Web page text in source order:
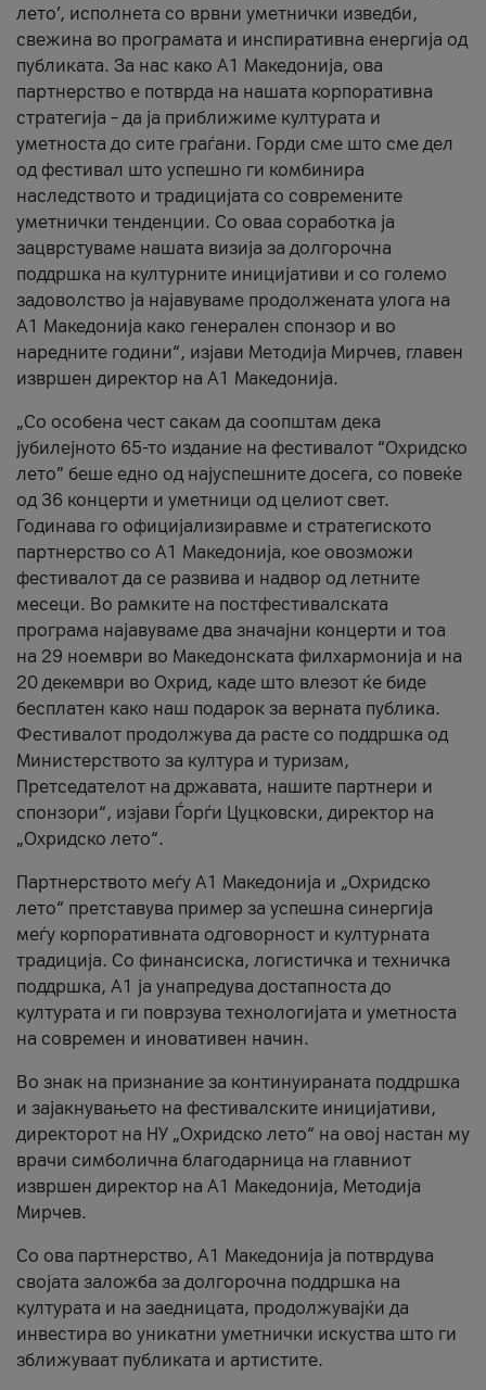
лето’, исполнета со врвни уметнички изведби,
свежина во програмата и инспиративна енергија од
публиката. За нас како A1 Македонија, ова
партнерство е потврда на нашата корпоративна
стратегија – да ја приближиме културата и
уметноста до сите граѓани. Горди сме што сме дел
од фестивал што успешно ги комбинира
наследството и традицијата со современите
уметнички тенденции. Со оваа соработка ја
зацврстуваме нашата визија за долгорочна
поддршка на културните иницијативи и со големо
задоволство ја најавуваме продолжената улога на
A1 Македонија како генерален спонзор и во
наредните години“, изјави Методија Мирчев, главен
извршен директор на A1 Македонија.
„Со особена чест сакам да соопштам дека
јубилејното 65-то издание на фестивалот “Охридско
лето” беше едно од најуспешните досега, со повеќе
од 36 концерти и уметници од целиот свет.
Годинава го официјализиравме и стратегиското
партнерство со А1 Македонија, кое овозможи
фестивалот да се развива и надвор од летните
месеци. Во рамките на постфестивалската
програма најавуваме два значајни концерти и тоа
на 29 ноември во Македонската филхармонија и на
20 декември во Охрид, каде што влезот ќе биде
бесплатен како наш подарок за верната публика.
Фестивалот продолжува да расте со поддршка од
Министерството за култура и туризам,
Претседателот на државата, нашите партнери и
спонзори“, изјави Ѓорѓи Цуцковски, директор на
„Охридско лето“.
Партнерството меѓу A1 Македонија и „Охридско
лето“ претставува пример за успешна синергија
меѓу корпоративната одговорност и културната
традиција. Со финансиска, логистичка и техничка
поддршка, A1 ја унапредува достапноста до
културата и ги поврзува технологијата и уметноста
на современ и иновативен начин.
Во знак на признание за континуираната поддршка
и зајакнувањето на фестивалските иницијативи,
директорот на НУ „Охридско лето“ на овој настан му
врачи симболична благодарница на главниот
извршен директор на A1 Македонија, Методија
Мирчев.
Со ова партнерство, A1 Македонија ја потврдува
својата заложба за долгорочна поддршка на
културата и на заедницата, продолжувајќи да
инвестира во уникатни уметнички искуства што ги
зближуваат публиката и артистите.